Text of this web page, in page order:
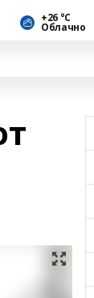
+26 °С
Облачно